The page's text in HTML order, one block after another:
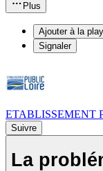
Plus
Ajouter à la
Signaler
ETABLISSEMENT
Suivre
La